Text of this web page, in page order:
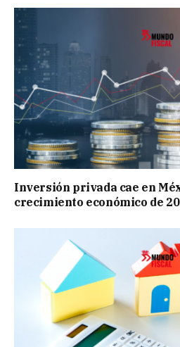
Inversión privada cae en
crecimiento económico de